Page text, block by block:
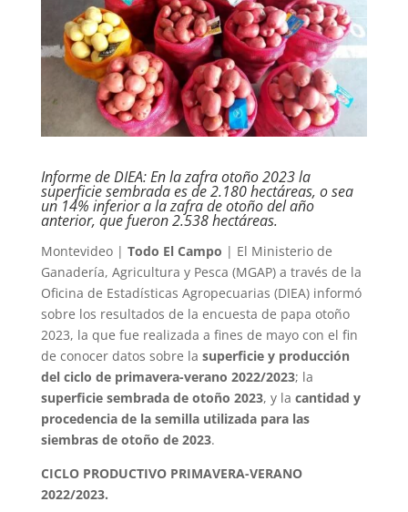
Informe de DIEA: En la zafra otoño 2023 la
superficie sembrada es de 2.180 hectáreas, o sea
un 14% inferior a la zafra de otoño del año
anterior, que fueron 2.538 hectáreas.
Montevideo | Todo El Campo | El Ministerio de
Ganadería, Agricultura y Pesca (MGAP) a través de la
Oficina de Estadísticas Agropecuarias (DIEA) informó
sobre los resultados de la encuesta de papa otoño
2023, la que fue realizada a fines de mayo con el fin
de conocer datos sobre la superficie y producción
del ciclo de primavera-verano 2022/2023; la
superficie sembrada de otoño 2023, y la cantidad y
procedencia de la semilla utilizada para las
siembras de otoño de 2023.
CICLO PRODUCTIVO PRIMAVERA-VERANO
2022/2023.